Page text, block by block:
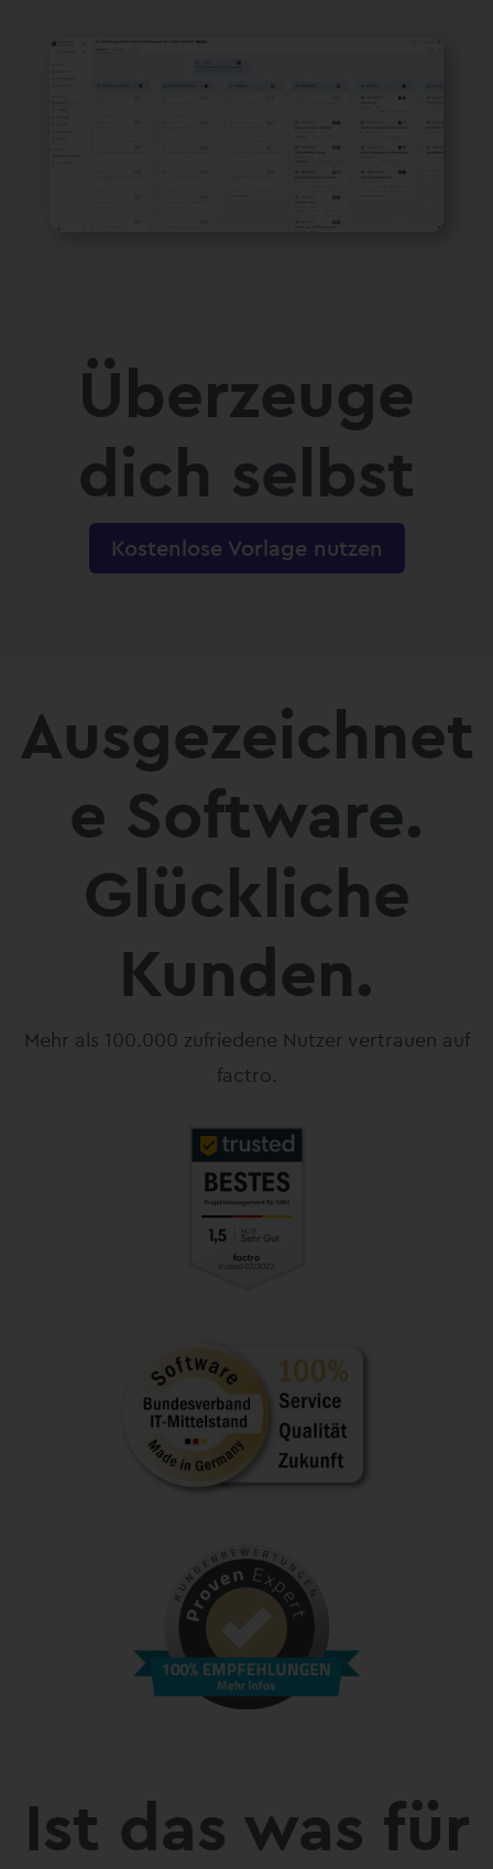
Überzeuge
dich selbst
Kostenlose Vorlage nutzen
Ausgezeichnet
e Software.
Glückliche
Kunden.
Mehr als 100.000 zufriedene Nutzer vertrauen auf
factro.
Ist das was für